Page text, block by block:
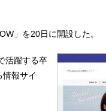
」を20日に開設した。
活躍する卒
報サイ